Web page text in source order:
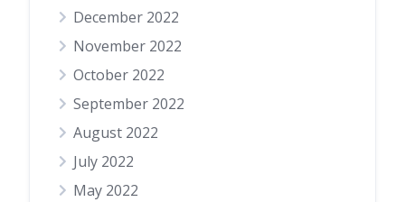
December 2022
November 2022
October 2022
September 2022
August 2022
July 2022
May 2022